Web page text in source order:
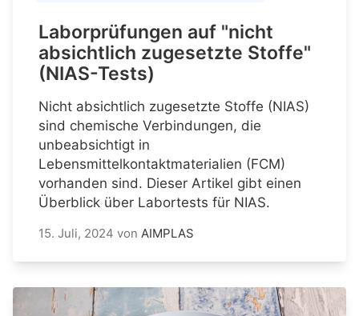
Laborprüfungen auf "nicht
absichtlich zugesetzte Stoffe"
(NIAS-Tests)
Nicht absichtlich zugesetzte Stoffe (NIAS)
sind chemische Verbindungen, die
unbeabsichtigt in
Lebensmittelkontaktmaterialien (FCM)
vorhanden sind. Dieser Artikel gibt einen
Überblick über Labortests für NIAS.
15. Juli, 2024 von AIMPLAS